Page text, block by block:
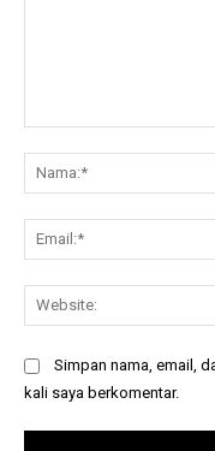
Simpan nama, email,
kali saya berkomentar.